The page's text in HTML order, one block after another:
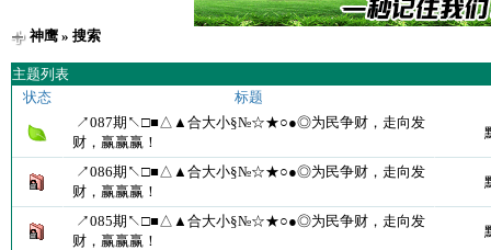
神鹰» 搜索
主题列表
状态
标题
↗087期↖□■△▲合大小§№☆★○●◎为民争财，走向发
财，赢赢赢！
↗086期↖□■△▲合大小§№☆★○●◎为民争财，走向发
财，赢赢赢！
↗085期↖□■△▲合大小§№☆★○●◎为民争财，走向发
财，赢赢赢！